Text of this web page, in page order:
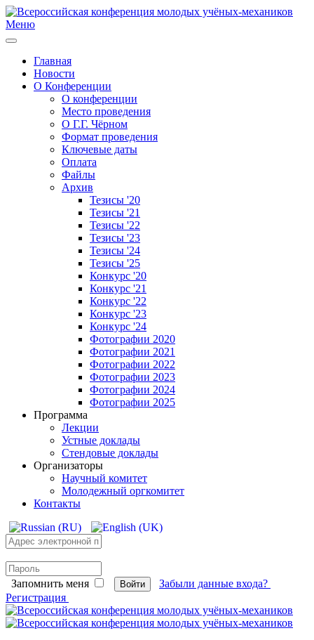
Меню
Главная
Новости
О Конференции
О конференции
Место проведения
О Г.Г. Чёрном
Формат проведения
Ключевые даты
Оплата
Файлы
Архив
Тезисы '20
Тезисы '21
Тезисы '22
Тезисы '23
Тезисы '24
Тезисы '25
Конкурс '20
Конкурс '21
Конкурс '22
Конкурс '23
Конкурс '24
Фотографии 2020
Фотографии 2021
Фотографии 2022
Фотографии 2023
Фотографии 2024
Фотографии 2025
Программа
Лекции
Устные доклады
Стендовые доклады
Организаторы
Научный комитет
Молодежный оргкомитет
Контакты
Запомнить меня Войти
Забыли данные входа?
Регистрация